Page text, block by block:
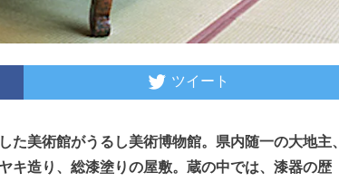
ツイート
美術館がうるし美術博物館。県内随一の大地主、
キ造り、総漆塗りの屋敷。蔵の中では、漆器の歴